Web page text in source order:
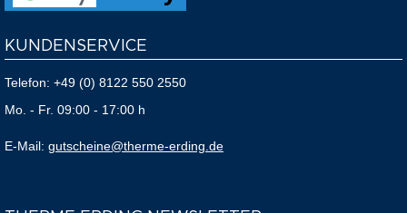
KUNDENSERVICE
Telefon: +49 (0) 8122 550 2550
Mo. - Fr. 09:00 - 17:00 h
E-Mail: gutscheine@therme-erding.de